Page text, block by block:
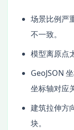
场景比例严
不一致。
模型离原点
GeoJSON
坐标轴对应
建筑拉伸方
块。